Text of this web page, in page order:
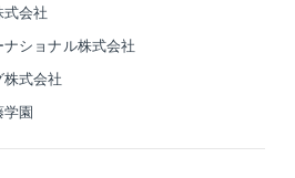
会社
ショナル株式会社
式会社
園